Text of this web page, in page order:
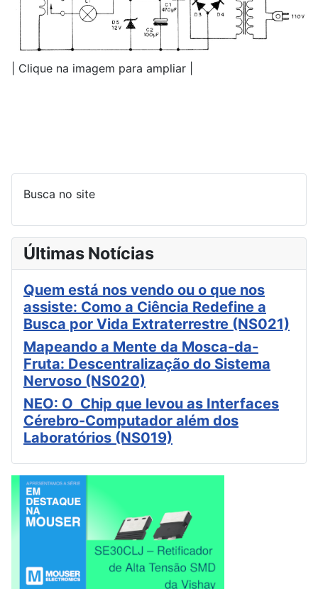
| Clique na imagem para ampliar |
Busca no site
Últimas Notícias
Quem está nos vendo ou o que nos
assiste: Como a Ciência Redefine a
Busca por Vida Extraterrestre (NS021)
Mapeando a Mente da Mosca-da-
Fruta: Descentralização do Sistema
Nervoso (NS020)
NEO: O Chip que levou as Interfaces
Cérebro-Computador além dos
Laboratórios (NS019)